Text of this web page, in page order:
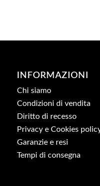
INFORMAZIONI
Chi siamo
Condizioni di vendita
Diritto di recesso
Privacy e Cookies
Garanzie e resi
Tempi di consegna